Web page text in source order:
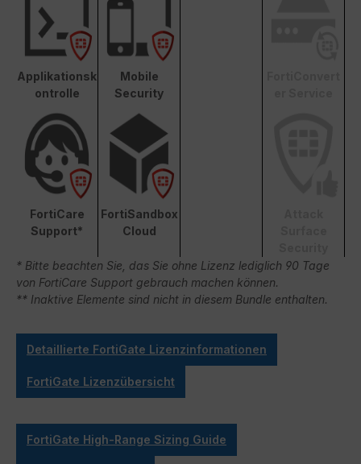
Applikationsk
ontrolle
Mobile
Security
FortiCare
Support*
FortiSandbox
Cloud
* Bitte beachten Sie, das Sie ohne Lizenz lediglich 90 Tage
von FortiCare Support gebrauch machen können.
** Inaktive Elemente sind nicht in diesem Bundle enthalten.
Detaillierte FortiGate Lizenzinformationen
FortiGate Lizenzübersicht
FortiGate High-Range Sizing Guide